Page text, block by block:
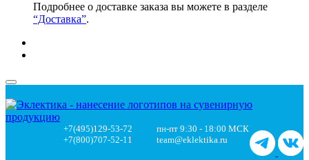
Подробнее о доставке заказа вы можете в разделе
“Доставка”.
+7(495)129-53-72
+7(800)707-52-11
пн-пт 9:30 - 18:00 МСК
team@eklektika.ru